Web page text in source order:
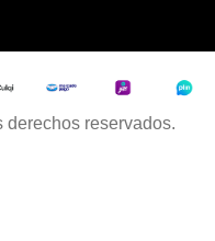
reservados.